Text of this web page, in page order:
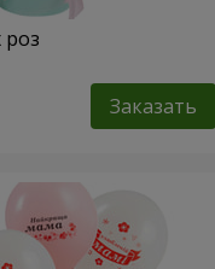
роз
Заказать